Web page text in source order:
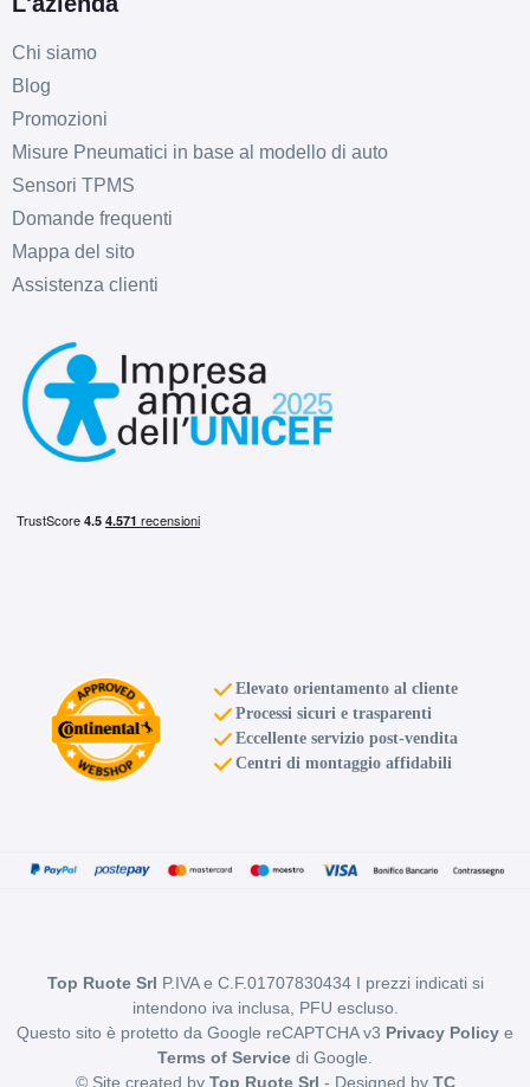
Chi siamo
Blog
Promozioni
Misure Pneumatici in base al modello di auto
Sensori TPMS
Domande frequenti
Mappa del sito
Assistenza clienti
Elevato orientamento al cliente
Processi sicuri e trasparenti
Eccellente servizio post-vendita
Centri di montaggio affidabili
Top Ruote Srl P.IVA e C.F.01707830434 I prezzi indicati si
intendono iva inclusa, PFU escluso.
Questo sito è protetto da Google reCAPTCHA v3 Privacy Policy e
Terms of Service di Google.
© Site created by Top Ruote Srl - Designed by TC